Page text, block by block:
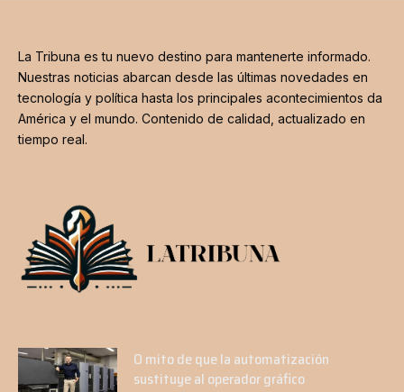
La Tribuna es tu nuevo destino para mantenerte informado.
Nuestras noticias abarcan desde las últimas novedades en
tecnología y política hasta los principales acontecimientos da
América y el mundo. Contenido de calidad, actualizado en
tiempo real.
O mito de que la automatización
sustituye al operador gráfico